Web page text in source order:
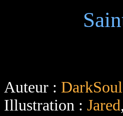
Auteur : DarkSoul
Illustration : Jared,